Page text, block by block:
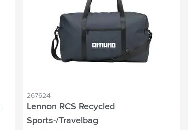
267624
Lennon RCS Recycled
Sports-/Travelbag